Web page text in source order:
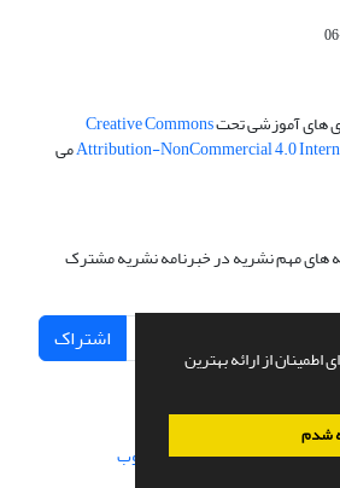
از ارائه بهترین
شدم
های آموزشی تحتCreative Commons
Attribution-NonCommercial 4.0می
های مهم نشریه در خبرنامه نشریه مشترک
اشتراک
طراحی و پیاده سازی از سیناوب